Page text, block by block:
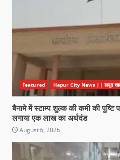
Featured Hapur City News || हापुड़
बैनामे में स्टाम्प शुल्क की कमी की
लगाया एक लाख का अर्थदंड
August 6, 2026